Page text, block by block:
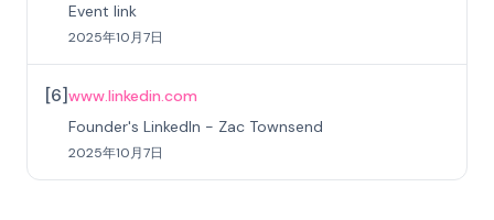
Event link
2025年10月7日
[6]www.linkedin.com
Founder's LinkedIn - Zac Townsend
2025年10月7日